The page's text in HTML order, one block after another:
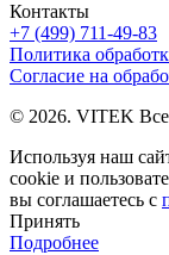
Контакты
+7 (499) 711-49-83
Политика
Согласие на
© 2026. VITEK
Используя наш
cookie и
вы соглашаетесь с
Принять
Подробнее